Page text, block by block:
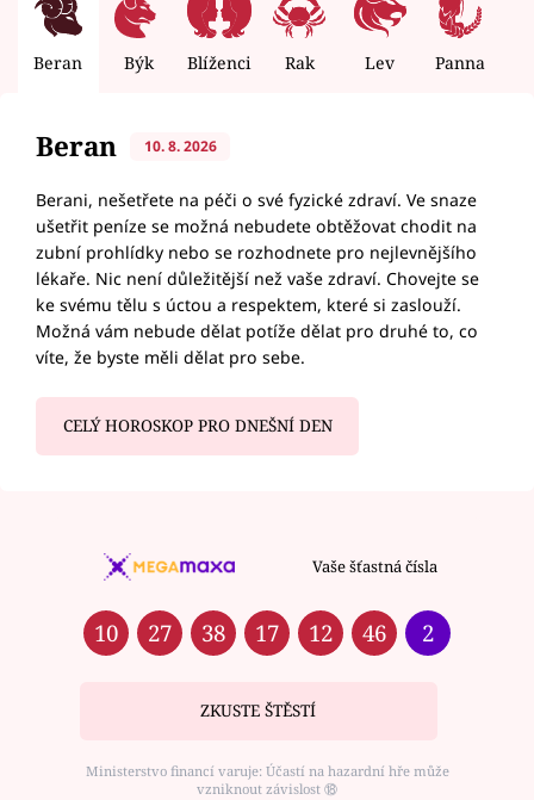
Beran Býk Blíženci Rak Lev Panna
Beran 10. 8. 2026
Berani, nešetřete na péči o své fyzické zdraví. Ve snaze
ušetřit peníze se možná nebudete obtěžovat chodit na
zubní prohlídky nebo se rozhodnete pro nejlevnějšího
lékaře. Nic není důležitější než vaše zdraví. Chovejte se
ke svému tělu s úctou a respektem, které si zaslouží.
Možná vám nebude dělat potíže dělat pro druhé to, co
víte, že byste měli dělat pro sebe.
CELÝ HOROSKOP PRO DNEŠNÍ DEN
Vaše šťastná čísla
10 27 38 17 12 46 2
ZKUSTE ŠTĚSTÍ
Ministerstvo financí varuje: Účastí na hazardní hře může
vzniknout závislost ⑱